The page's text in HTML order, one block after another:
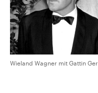
Wieland Wagner mit Gattin